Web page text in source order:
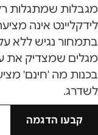
מגבלות שמתגלות
לידקליינט אינה
בתמחור נגיש ללא
מגלים שמצדיק את
בכנות מה 'חינם'
לשדרג.
קבעו הדגמה